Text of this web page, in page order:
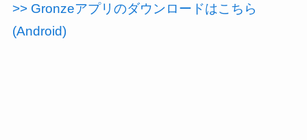
>> Gronzeアプリのダウンロードはこちら
(Android)